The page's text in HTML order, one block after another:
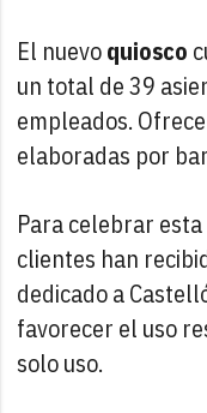
El nuevoquiosco
un total de 39
empleados.
elaboradas por
Para celebrar
clientes han
dedicado a
favorecer el uso
solo uso.